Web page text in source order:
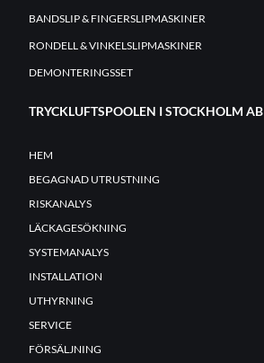
BANDSLIP & FINGERSLIPMASKINER
RONDELL & VINKELSLIPMASKINER
DEMONTERINGSSET
TRYCKLUFTSPOOLEN I STOCKHOLM AB
HEM
BEGAGNAD UTRUSTNING
RISKANALYS
LÄCKAGESÖKNING
SYSTEMANALYS
INSTALLATION
UTHYRNING
SERVICE
FÖRSÄLJNING